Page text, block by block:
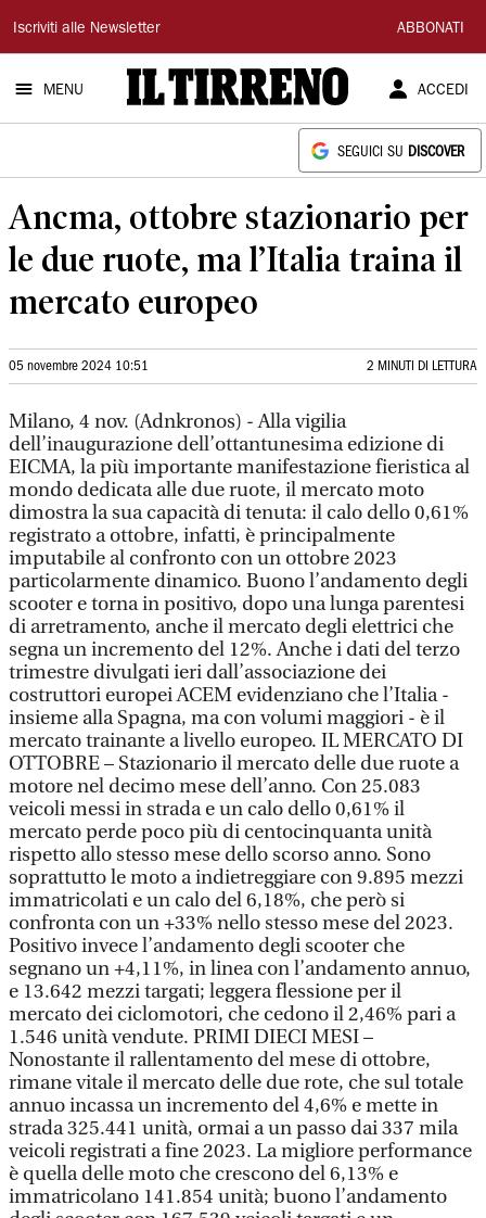
Il
Tirreno
Iscriviti alle Newsletter ABBONATI
MENU ACCEDI
SEGUICI SU DISCOVER
Ancma, ottobre stazionario per
le due ruote, ma l’Italia traina il
mercato europeo
05 novembre 2024 10:51 2 MINUTI DI LETTURA
Milano, 4 nov. (Adnkronos) - Alla vigilia
dell’inaugurazione dell’ottantunesima edizione di
EICMA, la più importante manifestazione fieristica al
mondo dedicata alle due ruote, il mercato moto
dimostra la sua capacità di tenuta: il calo dello 0,61%
registrato a ottobre, infatti, è principalmente
imputabile al confronto con un ottobre 2023
particolarmente dinamico. Buono l’andamento degli
scooter e torna in positivo, dopo una lunga parentesi
di arretramento, anche il mercato degli elettrici che
segna un incremento del 12%. Anche i dati del terzo
trimestre divulgati ieri dall’associazione dei
costruttori europei ACEM evidenziano che l’Italia -
insieme alla Spagna, ma con volumi maggiori - è il
mercato trainante a livello europeo. IL MERCATO DI
OTTOBRE – Stazionario il mercato delle due ruote a
motore nel decimo mese dell’anno. Con 25.083
veicoli messi in strada e un calo dello 0,61% il
mercato perde poco più di centocinquanta unità
rispetto allo stesso mese dello scorso anno. Sono
soprattutto le moto a indietreggiare con 9.895 mezzi
immatricolati e un calo del 6,18%, che però si
confronta con un +33% nello stesso mese del 2023.
Positivo invece l’andamento degli scooter che
segnano un +4,11%, in linea con l’andamento annuo,
e 13.642 mezzi targati; leggera flessione per il
mercato dei ciclomotori, che cedono il 2,46% pari a
1.546 unità vendute. PRIMI DIECI MESI –
Nonostante il rallentamento del mese di ottobre,
rimane vitale il mercato delle due rote, che sul totale
annuo incassa un incremento del 4,6% e mette in
strada 325.441 unità, ormai a un passo dai 337 mila
veicoli registrati a fine 2023. La migliore performance
è quella delle moto che crescono del 6,13% e
immatricolano 141.854 unità; buono l’andamento